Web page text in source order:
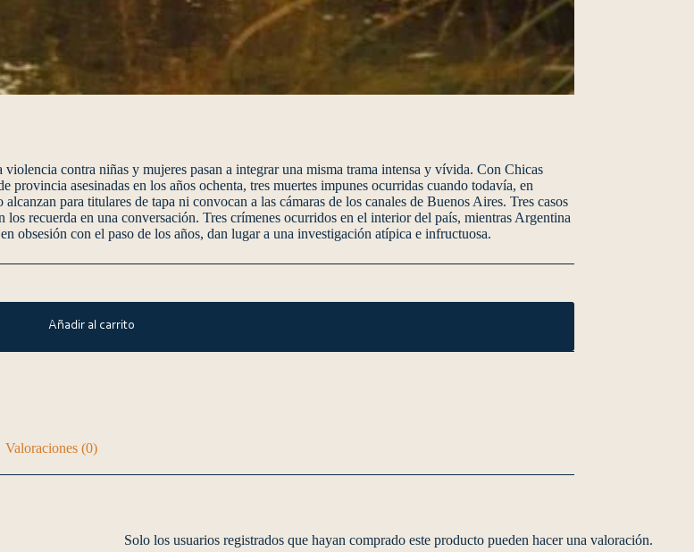
contra niñas y mujeres pasan a integrar una misma trama intensa y vívida. Con Chicas
asesinadas en los años ochenta, tres muertes impunes ocurridas cuando todavía, en
para titulares de tapa ni convocan a las cámaras de los canales de Buenos Aires. Tres casos
recuerda en una conversación. Tres crímenes ocurridos en el interior del país, mientras Argentina
obsesión con el paso de los años, dan lugar a una investigación atípica e infructuosa.
Añadir al carrito
Valoraciones (0)
Solo los usuarios registrados que hayan comprado este producto pueden hacer una valoración.